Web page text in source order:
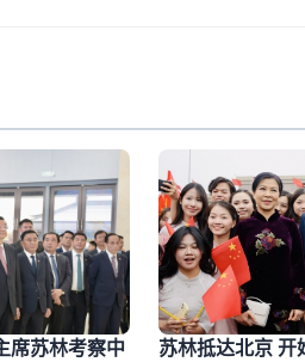
席苏林考察中
苏林抵达北京 开